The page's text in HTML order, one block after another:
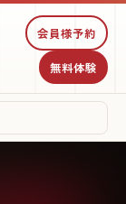
会員様予約
無料体験